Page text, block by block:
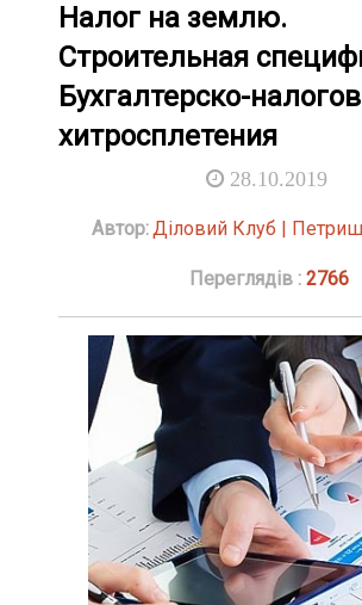
Налог на землю.
Строительная
Бухгалтерско-
хитросплетения
28.10.2019
Автор:Діловий Клуб |
Переглядів :2766